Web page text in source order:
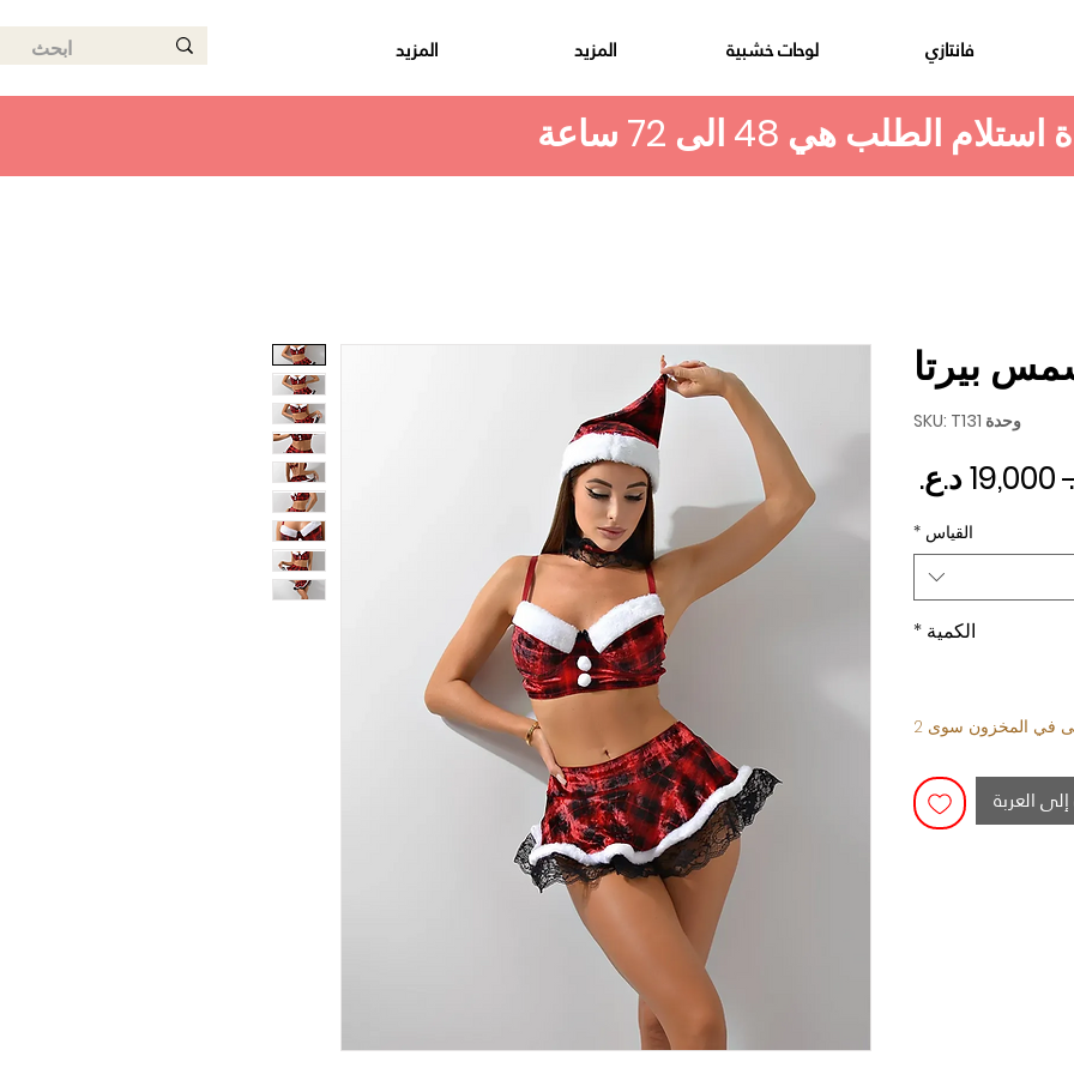
فانتازي لوحات خشبية المزيد المزيد
بيرتا
وحدة SKU: T131
سعر عادي سعر البيع
القياس *
الكمية *
في المخزون سوى 2
العربة